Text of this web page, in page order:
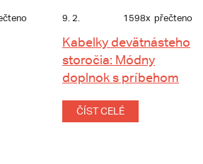
9. 2. 1598x přečteno
Kabelky devätnásteho
storočia: Módny
doplnok s príbehom
ČÍST CELÉ